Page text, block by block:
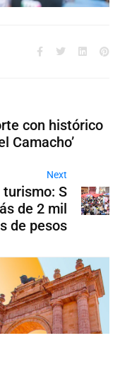
con histórico
Camacho’
Next
S
de 2 mil
de pesos